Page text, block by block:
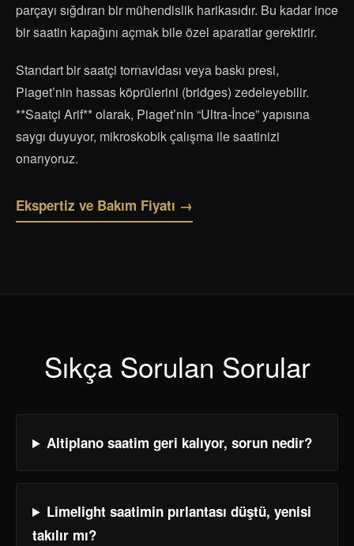
parçayı sığdıran bir mühendislik harikasıdır. Bu kadar ince
bir saatin kapağını açmak bile özel aparatlar gerektirir.
Standart bir saatçi tornavidası veya baskı presi,
Piaget’nin hassas köprülerini (bridges) zedeleyebilir.
**Saatçi Arif** olarak, Piaget’nin “Ultra-İnce” yapısına
saygı duyuyor, mikroskobik çalışma ile saatinizi
onarıyoruz.
Ekspertiz ve Bakım Fiyatı →
Sıkça Sorulan Sorular
Altiplano saatim geri kalıyor, sorun nedir?
Limelight saatimin pırlantası düştü, yenisi
takılır mı?